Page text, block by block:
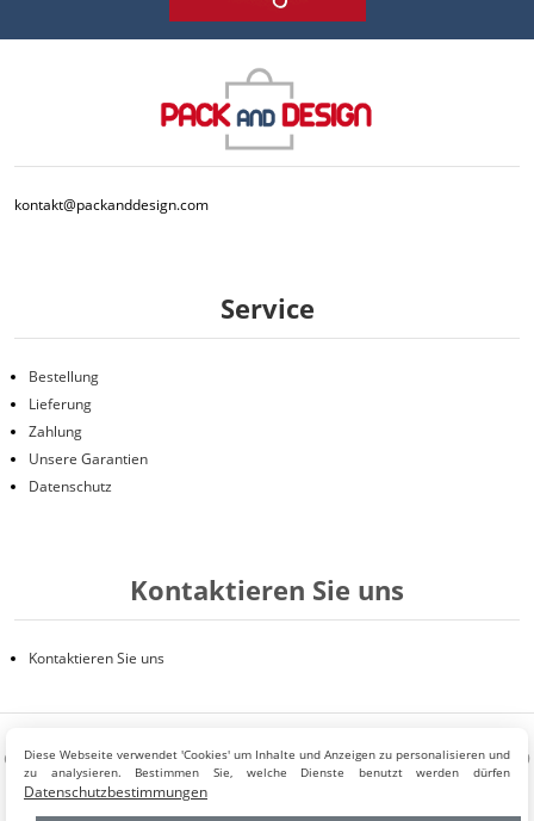
kontakt@packanddesign.com
Service
Bestellung
Lieferung
Zahlung
Unsere Garantien
Datenschutz
Kontaktieren Sie uns
Kontaktieren Sie uns
GLORY SASU Pack and Design Verbindungsbüro Deutschland -109
boulevard Haussmann - 75008 Paris - France - Email:
Diese Webseite verwendet 'Cookies' um Inhalte und Anzeigen zu personalisieren und
zu analysieren. Bestimmen Sie, welche Dienste benutzt werden dürfen
Datenschutzbestimmungen